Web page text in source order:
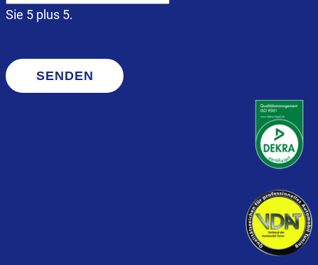
Sie 5 plus 5.
SENDEN